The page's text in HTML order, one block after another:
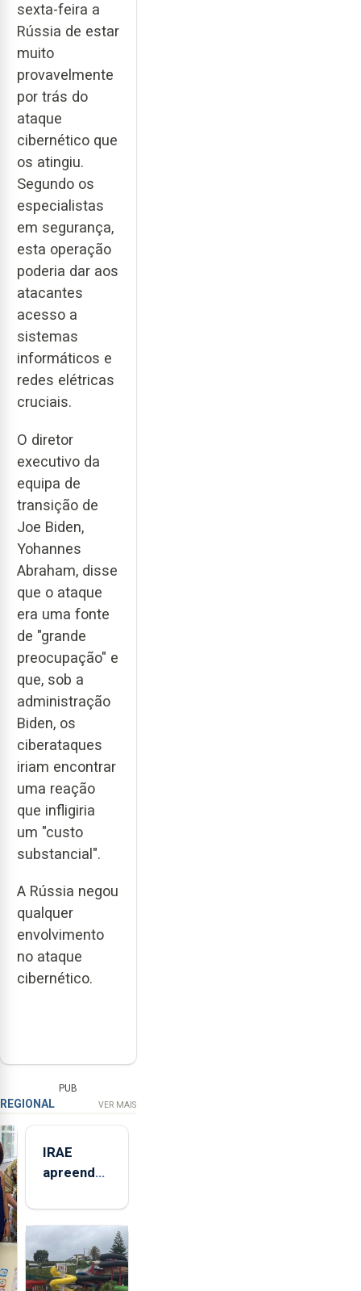
sexta-feira a
Rússia de estar
muito
provavelmente
por trás do
ataque
cibernético que
os atingiu.
Segundo os
especialistas
em segurança,
esta operação
poderia dar aos
atacantes
acesso a
sistemas
informáticos e
redes elétricas
cruciais.
O diretor
executivo da
equipa de
transição de
Joe Biden,
Yohannes
Abraham, disse
que o ataque
era uma fonte
de "grande
preocupação" e
que, sob a
administração
Biden, os
ciberataques
iriam encontrar
uma reação
que infligiria
um "custo
substancial".
A Rússia negou
qualquer
envolvimento
no ataque
cibernético.
PUB
REGIONAL VER MAIS
IRAE
apreendeu
toneladas
de
alimentos
entre